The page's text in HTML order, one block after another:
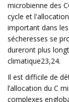
microbienne des
cycle et
important dans
sécheresses se
dureront plus
climatique23,24.
Il est difficile de
l’allocation du C
complexes